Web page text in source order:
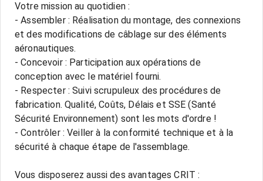
Votre mission au quotidien :
- Assembler : Réalisation du montage, des connexions
et des modifications de câblage sur des éléments
aéronautiques.
- Concevoir : Participation aux opérations de
conception avec le matériel fourni.
- Respecter : Suivi scrupuleux des procédures de
fabrication. Qualité, Coûts, Délais et SSE (Santé
Sécurité Environnement) sont les mots d'ordre !
- Contrôler : Veiller à la conformité technique et à la
sécurité à chaque étape de l'assemblage.
Vous disposerez aussi des avantages CRIT :